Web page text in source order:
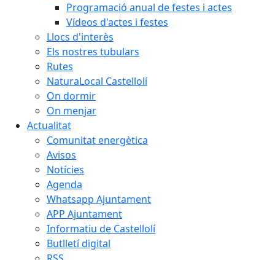
Programació anual de festes i actes
Vídeos d'actes i festes
Llocs d'interès
Els nostres tubulars
Rutes
NaturaLocal Castellolí
On dormir
On menjar
Actualitat
Comunitat energètica
Avisos
Notícies
Agenda
Whatsapp Ajuntament
APP Ajuntament
Informatiu de Castellolí
Butlletí digital